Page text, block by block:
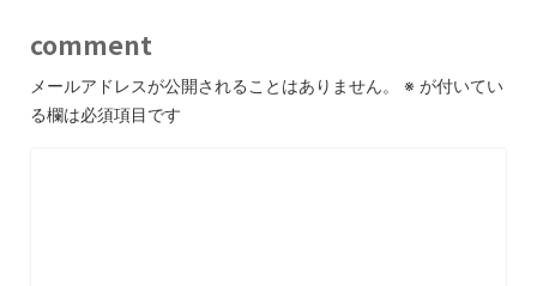
comment
メールアドレスが公開されることはありません。 ※ が付いてい
る欄は必須項目です